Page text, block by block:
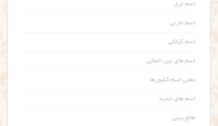
اسم لری
اسم مازنی
اسم گیلکی
اسم های بین المللی
معنی اسم کشورها
اسم های جدید
طالع بینی